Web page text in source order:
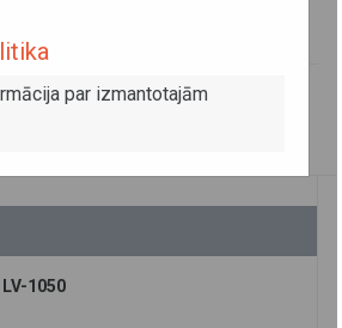
1050
par izmantotajām